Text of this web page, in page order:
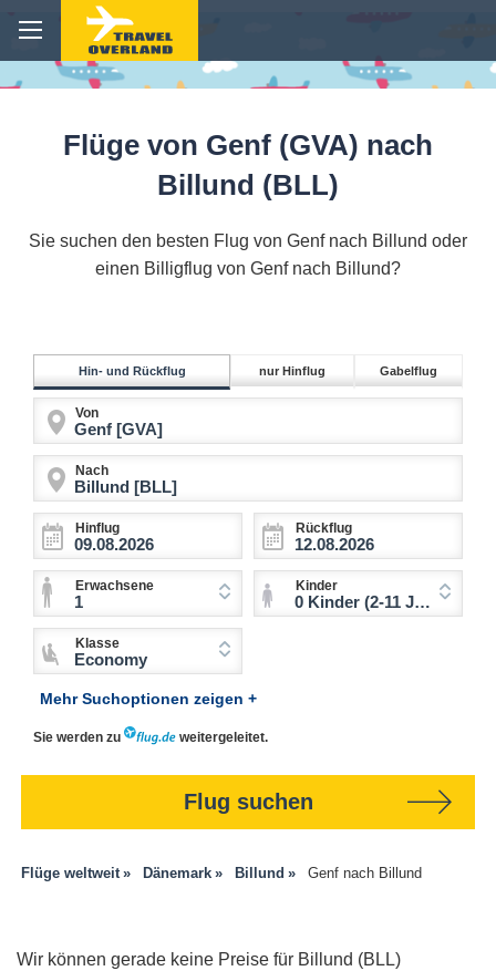
Flüge von Genf (GVA) nach
Billund (BLL)
Sie suchen den besten Flug von Genf nach Billund oder
einen Billigflug von Genf nach Billund?
Hin- und Rückflug nur Hinflug Gabelflug
Von
Nach
Hinflug Rückflug
Erwachsene
1
Kinder
0 Kinder (2-11 Jahre)
Klasse
Economy
Mehr Suchoptionen zeigen +
Sie werden zu weitergeleitet.
Flug suchen
Flüge weltweit Dänemark Billund Genf nach Billund
Wir können gerade keine Preise für Billund (BLL)